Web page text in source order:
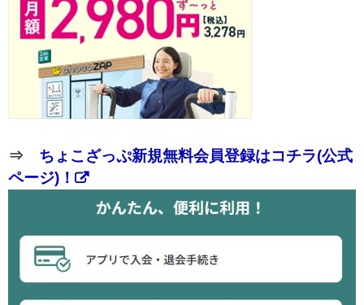
⇒ ちょこざっぷ新規無料会員登録はコチラ(公式
ページ)！